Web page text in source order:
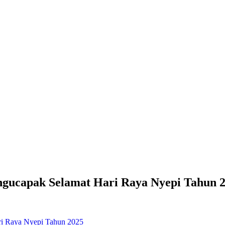
Selamat Hari Raya Nyepi Tahun
Raya Nyepi Tahun 2025